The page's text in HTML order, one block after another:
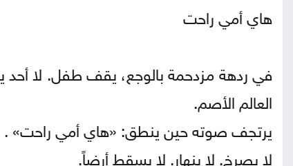
هاي أمي راحت
في ردهة مزدحمة بالوجع، يقف طفل. لا أحد
العالم الأصم.
يرتجف صوته حين ينطق: «هاي أمي راحت» .
لا يصرخ. لا ينهار. لا يسقط أرضاً.